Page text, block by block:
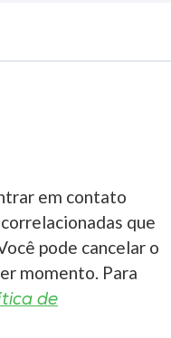
em contato
que
pode cancelar o
momento. Para
de